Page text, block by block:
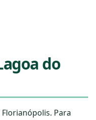
do
Florianópolis. Para